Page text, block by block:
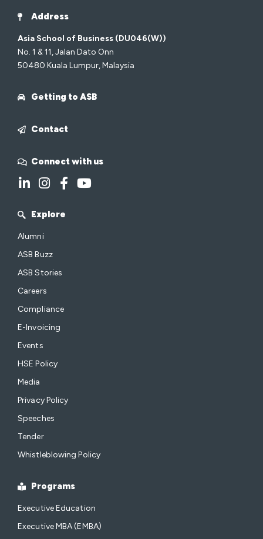
Address
Asia School of Business (DU046(W))
No. 1 & 11, Jalan Dato Onn
50480 Kuala Lumpur, Malaysia
Getting to ASB
Contact
Connect with us
Explore
Alumni
ASB Buzz
ASB Stories
Careers
Compliance
E-Invoicing
Events
HSE Policy
Media
Privacy Policy
Speeches
Tender
Whistleblowing Policy
Programs
Executive Education
Executive MBA (EMBA)